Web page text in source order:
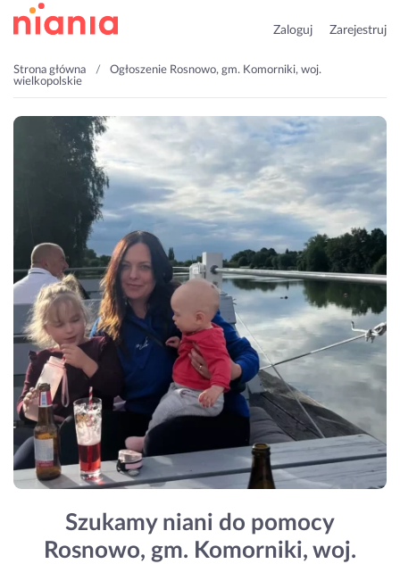
Zaloguj Zarejestruj
Strona główna
Ogłoszenie Rosnowo, gm. Komorniki, woj.
wielkopolskie
Szukamy niani do pomocy
Rosnowo, gm. Komorniki, woj.